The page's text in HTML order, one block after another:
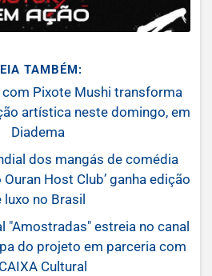
TAMBÉM:
Pixote Mushi transforma
artística neste domingo, em
Diadema
dos mangás de comédia
Host Club’ ganha edição
luxo no Brasil
"Amostradas" estreia no canal
do projeto em parceria com
Cultural